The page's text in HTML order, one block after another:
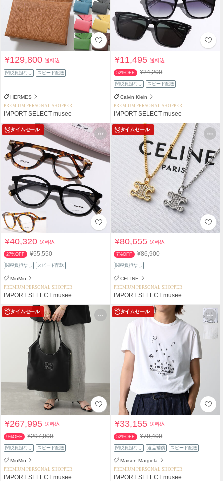
¥129,800送料込
関税負担なし スピード配送
HERMES
PREMIUM PERSONAL SHOPPER
IMPORT SELECT musee
¥11,495送料込
52%OFF ¥24,200
関税負担なし スピード配送
Calvin Klein
PREMIUM PERSONAL SHOPPER
IMPORT SELECT musee
タイムセール
¥40,320送料込
27%OFF ¥55,550
関税負担なし スピード配送
MiuMiu
PREMIUM PERSONAL SHOPPER
IMPORT SELECT musee
タイムセール
¥80,655送料込
7%OFF ¥86,900
関税負担なし
CELINE
PREMIUM PERSONAL SHOPPER
IMPORT SELECT musee
タイムセール
¥267,995送料込
9%OFF ¥297,000
関税負担なし スピード配送
MiuMiu
PREMIUM PERSONAL SHOPPER
IMPORT SELECT musee
タイムセール
¥33,155送料込
52%OFF ¥70,400
関税負担なし 返品補償 スピード配送
Maison Margiela
PREMIUM PERSONAL SHOPPER
IMPORT SELECT musee